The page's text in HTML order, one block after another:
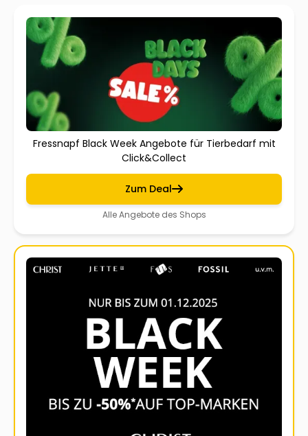
Fressnapf Black Week Angebote für Tierbedarf mit
Click&Collect
Zum Deal
Alle Angebote des Shops